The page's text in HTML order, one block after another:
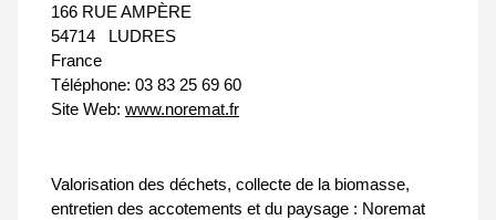
166 RUE AMPÈRE
54714
LUDRES
France
Téléphone: 03 83 25 69 60
Site Web: www.noremat.fr
Valorisation des déchets, collecte de la biomasse,
entretien des accotements et du paysage : Noremat